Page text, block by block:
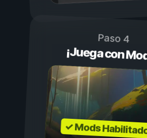
Paso 4
¡Juega con
✓ Mods